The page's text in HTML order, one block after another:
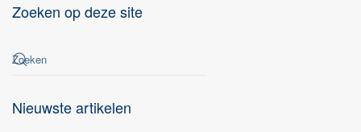
Zoeken op deze site
Nieuwste artikelen